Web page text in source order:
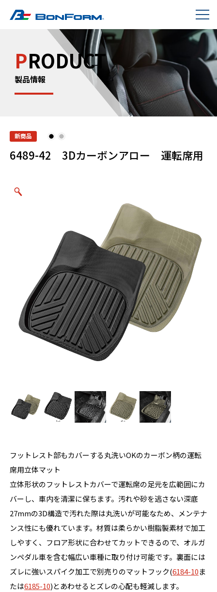
PRODUCT
製品情報
新商品
6489-42 3Dカーボンアロー 運転席用
フットレスト部もカバーする丸洗いOKのカーボン柄の運転
席用立体マット
立体形状のフットレストカバーで運転席の足元を広範囲にカ
バーし、車内を清潔に保ちます。汚れや砂を逃さない深底
27mmの3D構造で汚れた際は丸洗いが可能なため、メンテナ
ンス性にも優れています。材質は柔らかい樹脂製素材で加工
しやすく、フロア形状に合わせてカットできるので、オルガ
ンペダル車を含む幅広い車種に取り付け可能です。裏面には
ズレに強いスパイク加工で別売りのマットフック(6184-10ま
たは6185-10)とあわせるとズレの心配も軽減します。